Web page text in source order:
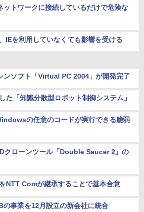
トワークに接続しているだけで危険な
IEを利用していなくても影響を受ける
ソフト「Virtual PC 2004」が開発完了
た「知識分散型ロボット制御システム」
の任意のコードが実行できる脆弱
クローンツール「Double Saucer 2」の
NTT Comが継承することで基本合意
の事業を12月設立の新会社に統合